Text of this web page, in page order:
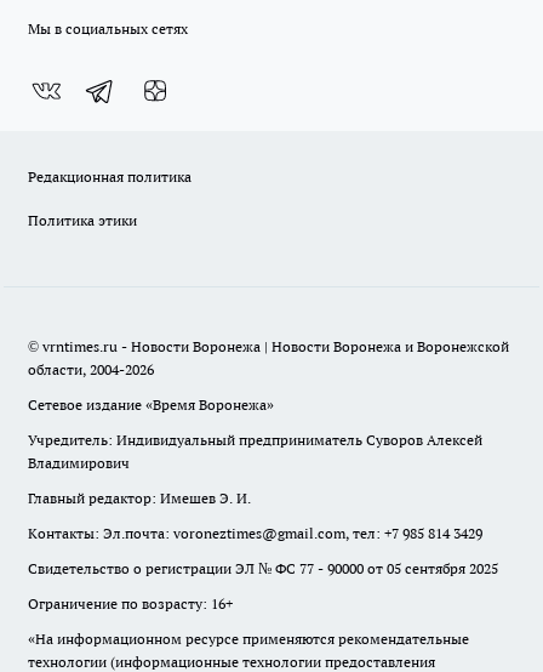
Мы в социальных сетях
Редакционная политика
Политика этики
© vrntimes.ru - Новости Воронежа | Новости Воронежа и Воронежской
области, 2004-2026
Сетевое издание «Время Воронежа»
Учредитель: Индивидуальный предприниматель Суворов Алексей
Владимирович
Главный редактор: Имешев Э. И.
Контакты: Эл.почта: voroneztimes@gmail.com, тел: +7 985 814 3429
Свидетельство о регистрации ЭЛ № ФС 77 - 90000 от 05 сентября 2025
Ограничение по возрасту: 16+
«На информационном ресурсе применяются рекомендательные
технологии (информационные технологии предоставления